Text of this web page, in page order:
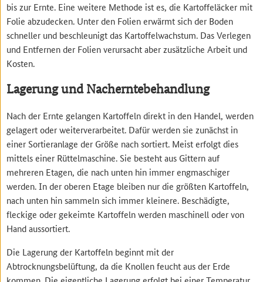
bis zur Ernte. Eine weitere Methode ist es, die Kartoffeläcker mit
Folie abzudecken. Unter den Folien erwärmt sich der Boden
schneller und beschleunigt das Kartoffelwachstum. Das Verlegen
und Entfernen der Folien verursacht aber zusätzliche Arbeit und
Kosten.
Lagerung und Nacherntebehandlung
Nach der Ernte gelangen Kartoffeln direkt in den Handel, werden
gelagert oder weiterverarbeitet. Dafür werden sie zunächst in
einer Sortieranlage der Größe nach sortiert. Meist erfolgt dies
mittels einer Rüttelmaschine. Sie besteht aus Gittern auf
mehreren Etagen, die nach unten hin immer engmaschiger
werden. In der oberen Etage bleiben nur die größten Kartoffeln,
nach unten hin sammeln sich immer kleinere. Beschädigte,
fleckige oder gekeimte Kartoffeln werden maschinell oder von
Hand aussortiert.
Die Lagerung der Kartoffeln beginnt mit der
Abtrocknungsbelüftung, da die Knollen feucht aus der Erde